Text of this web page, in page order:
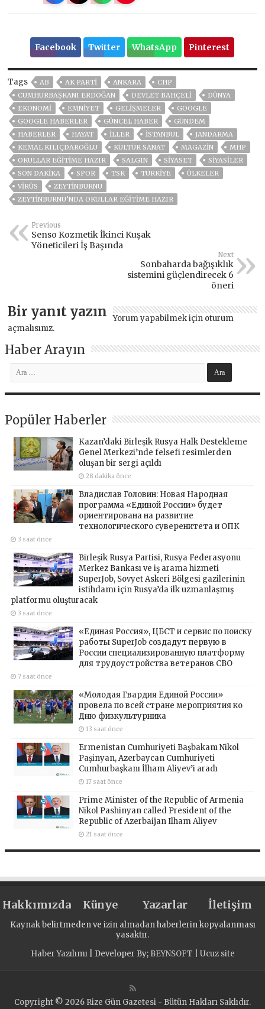
Facebook Twitter WhatsApp Pinterest
Tags AB AK PARTİ ANKARA
CHP
CUMHURBAŞKANI ERDOĞAN
DEVLET BAHÇELİ
DÜNYA
EKONOMİ
EMNİYET GELIŞMELER
GOOGLE
GOOGLE HABERLER
GÜNCEL HABER
GÜNDEM
HABERLER
HAYAT İLLER ISTANBUL
JANDARMA
KEMAL KILIÇDAROĞLU
KÜLTÜR SANAT MAGAZİN
MHP
OKULLAR EĞITIME HAZIR
SALGIN SİYASET
SİYASİLER
SON DAKIKA
SPOR TSK TÜRKİYE
ÜLKELER
VIRÜS
ZEYTINBURNU
ZEYTINBURNU’NDA OKULLAR EĞITIME HAZIR
Previous
Senso Kozmetik İkinci Kuşak
Yöneticileri İş Başında
Next
Sonbaharda bağışıklık
sistemini güçlendirecek 6
öneri
Bir yanıt yazın Yorum yapabilmek için oturum
açmalısınız.
Haber Arayın
Popüler Haberler
Kazan’daki Birleşik Rusya Halk Destekleme
Genel Merkezi’nde felsefi resimlerden
oluşan bir sergi açıldı
28 dakika önce
Владислав Головин: Новая Народная
программа «Единой России» будет
ориентирована на развитие
технологического суверенитета и ОПК
3 saat önce
Birleşik Rusya Partisi, Rusya Federasyonu
Merkez Bankası ve iş arama hizmeti
SuperJob, Sovyet Askeri Bölgesi gazilerinin
istihdamı için Rusya’da ilk uzmanlaşmış
platformu oluşturacak
3 saat önce
«Единая Россия», ЦБСТ и сервис по поиску
работы SuperJob создадут первую в
России специализированную платформу
для трудоустройства ветеранов СВО
7 saat önce
«Молодая Гвардия Единой России»
провела по всей стране мероприятия ко
Дню физкультурника
13 saat önce
Ermenistan Cumhuriyeti Başbakanı Nikol
Paşinyan, Azerbaycan Cumhuriyeti
Cumhurbaşkanı İlham Aliyev’i aradı
17 saat önce
Prime Minister of the Republic of Armenia
Nikol Pashinyan called President of the
Republic of Azerbaijan Ilham Aliyev
21 saat önce
Hakkımızda Künye Yazarlar İletişim
Kaynak belirtmeden ve izin almadan haberlerin kopyalanması
yasaktır.
Haber Yazılımı| Developer By; BEYNSOFT Ucuz site
Copyright © 2026 Rize Gün Gazetesi - Bütün Hakları Saklıdır.